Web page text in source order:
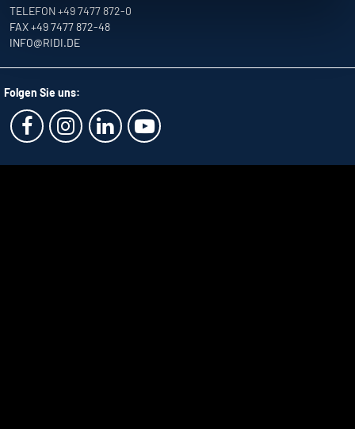
TELEFON +49 7477 872-0
FAX +49 7477 872-48
INFO@RIDI.DE
Folgen Sie uns: